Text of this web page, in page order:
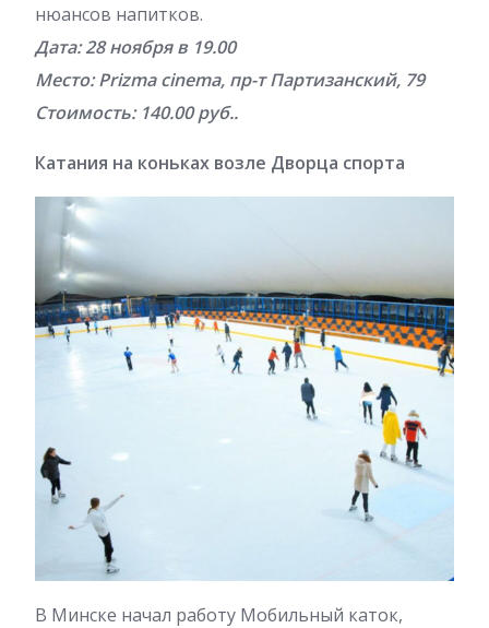
нюансов напитков.
Дата: 28 ноября в 19.00
Место: Prizma cinema, пр-т Партизанский, 79
Стоимость: 140.00 руб..
Катания на коньках возле Дворца спорта
В Минске начал работу Мобильный каток,